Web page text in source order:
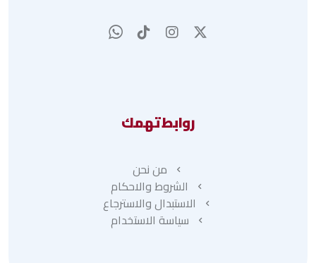
روابط تهمك
من نحن
الشروط والاحكام
الاستبدال والاسترجاع
سياسة الاستخدام